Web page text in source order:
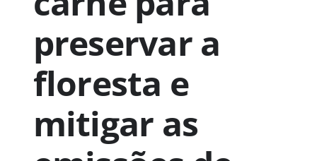
preservar a
floresta e
mitigar as